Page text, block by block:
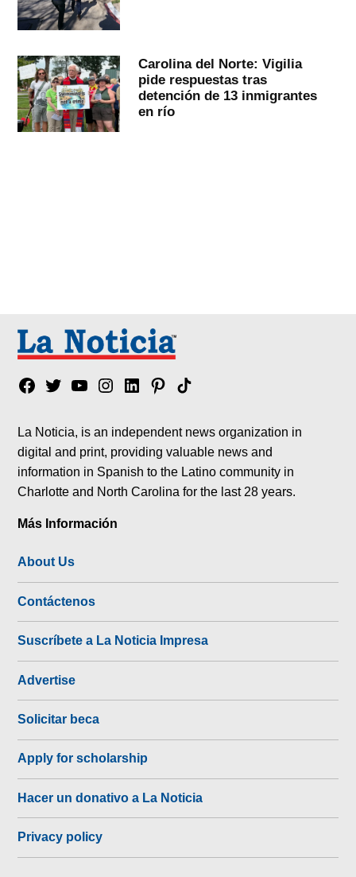
Carolina del Norte: Vigilia
pide respuestas tras
detención de 13 inmigrantes
en río
Facebook
TwitterYouTubeInstagram
LinkedinPinterest
Tik
La Noticia, is an independent news organization in
digital and print, providing valuable news and
information in Spanish to the Latino community in
Charlotte and North Carolina for the last 28 years.
Más Información
About Us
Contáctenos
Suscríbete a La Noticia Impresa
Advertise
Solicitar beca
Apply for scholarship
Hacer un donativo a La Noticia
Privacy policy